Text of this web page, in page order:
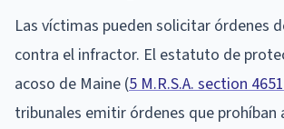
Las víctimas pueden solicitar órdenes
contra el infractor. El estatuto de
acoso de Maine (5 M.R.S.A. section 4651
tribunales emitir órdenes que